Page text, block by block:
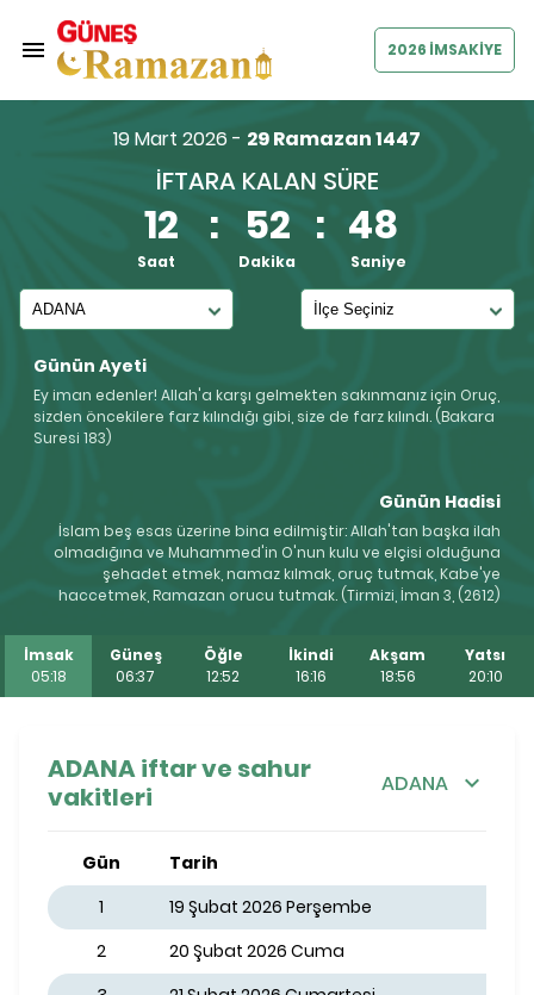
2026 İMSAKİYE
Günün Ayeti
Ey iman edenler! Allah'a karşı gelmekten sakınmanız için Oruç,
sizden öncekilere farz kılındığı gibi, size de farz kılındı. (Bakara
Suresi 183)
19 Mart 2026 - 29 Ramazan 1447
İFTARA KALAN SÜRE
12 : 52 : 48
Saat Dakika Saniye
Günün Hadisi
İslam beş esas üzerine bina edilmiştir: Allah'tan başka ilah
olmadığına ve Muhammed'in O'nun kulu ve elçisi olduğuna
şehadet etmek, namaz kılmak, oruç tutmak, Kabe'ye
haccetmek, Ramazan orucu tutmak. (Tirmizi, İman 3, (2612)
İmsak
05:18
Güneş
06:37
Öğle
12:52
İkindi
16:16
Akşam
18:56
Yatsı
20:10
ADANA iftar ve sahur
vakitleri
ADANA
Gün Tarih
1
19 Şubat 2026 Perşembe
2
20 Şubat 2026 Cuma